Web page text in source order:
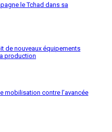
le Tchad dans sa
de nouveaux équipements
production
mobilisation contre l’avancée